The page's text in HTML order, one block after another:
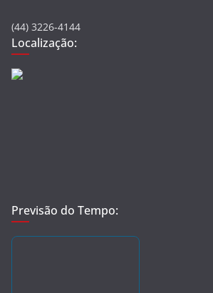
(44) 3226-4144
Localização:
Previsão do Tempo: